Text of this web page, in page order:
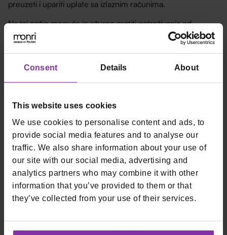
Consent Details About
This website uses cookies
We use cookies to personalise content and ads, to
provide social media features and to analyse our
traffic. We also share information about your use of
our site with our social media, advertising and
analytics partners who may combine it with other
information that you’ve provided to them or that
they’ve collected from your use of their services.
preuzeti i upariti uplate sa izlaznim računima.
Na taj način moguće je ažurno pratiti potraživanja od
partnera što je ključno svakoj veleprodaji.